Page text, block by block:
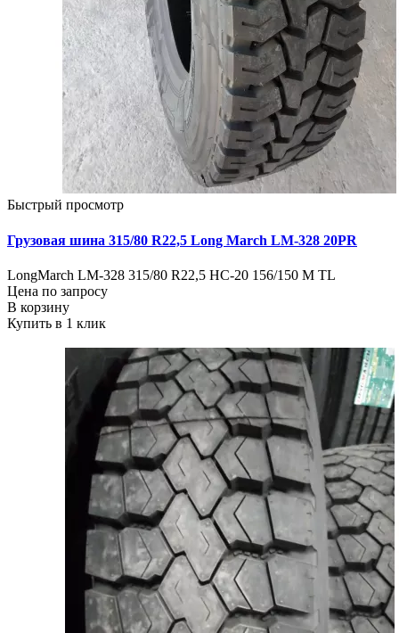
Быстрый просмотр
Грузовая шина 315/80 R22,5 Long March LM-328 20PR
LongMarch LM-328 315/80 R22,5 НС-20 156/150 М TL
Цена по запросу
В корзину
Купить в 1 клик